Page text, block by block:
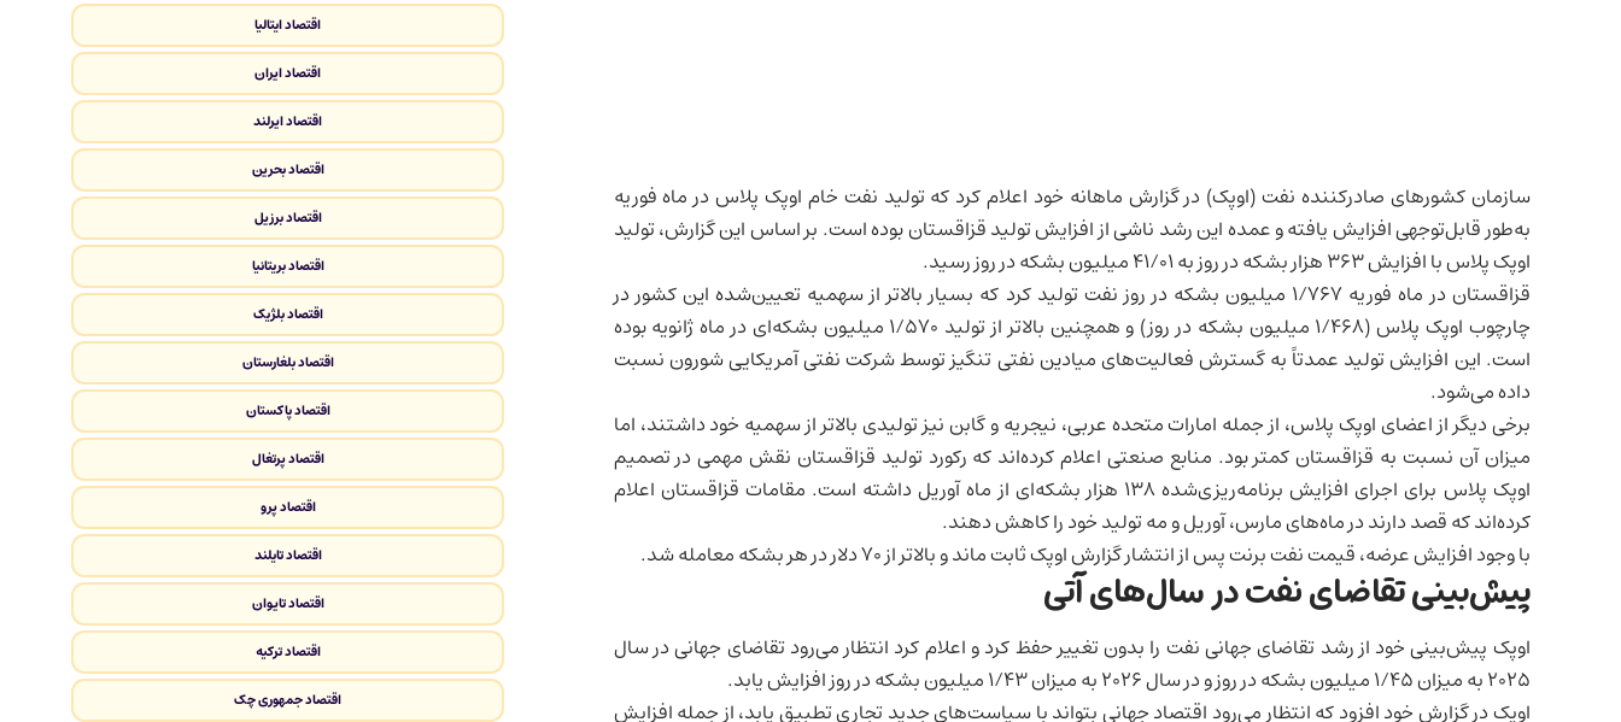
سازمان کشورهای صادرکننده نفت (اوپک) در گزارش ماهانه خود اعلام کرد که تولید نفت خام اوپک پلاس در ماه فوریه
به‌طور قابل‌توجهی افزایش یافته و عمده این رشد ناشی از افزایش تولید قزاقستان بوده است. بر اساس این گزارش، تولید
اوپک پلاس با افزایش ۳۶۳ هزار بشکه در روز به ۴۱/۰۱ میلیون بشکه در روز رسید.
قزاقستان در ماه فوریه ۱/۷۶۷ میلیون بشکه در روز نفت تولید کرد که بسیار بالاتر از سهمیه تعیین‌شده این کشور در
چارچوب اوپک پلاس (۱/۴۶۸ میلیون بشکه در روز) و همچنین بالاتر از تولید ۱/۵۷۰ میلیون بشکه‌ای در ماه ژانویه بوده
است. این افزایش تولید عمدتاً به گسترش فعالیت‌های میادین نفتی تنگیز توسط شرکت نفتی آمریکایی شورون نسبت
داده می‌شود.
برخی دیگر از اعضای اوپک پلاس، از جمله اماراتمتحده عربی، نیجریهو گابن نیز تولیدی بالاتر از سهمیه خود داشتند، اما
میزان آن نسبت به قزاقستان کمتر بود. منابع صنعتی اعلام کرده‌اند که رکورد تولید قزاقستان نقش مهمی در تصمیم
اوپک پلاس برای اجرای افزایش برنامه‌ریزی‌شده ۱۳۸ هزار بشکه‌ای از ماه آوریل داشته است. مقامات قزاقستان اعلام
کرده‌اند که قصد دارند در ماه‌های مارس، آوریل و مه تولید خود را کاهش دهند.
با وجود افزایش عرضه، قیمت نفت برنت پس از انتشار گزارش اوپک ثابت ماند و بالاتر از ۷۰ دلار در هر بشکه معامله شد.
پیش‌بینی تقاضای نفت در سال‌های آتی
اوپک پیش‌بینی خود از رشد تقاضای جهانی نفت را بدون تغییر حفظ کرد و اعلام کرد انتظار می‌رود تقاضای جهانی در سال
۲۰۲۵ به میزان ۱/۴۵ میلیون بشکه در روز و در سال ۲۰۲۶ به میزان ۱/۴۳ میلیون بشکه در روز افزایش یابد.
اوپک در گزارش خود افزود که انتظار می‌رود اقتصاد جهانیبتواند با سیاست‌های جدید تجاری تطبیق یابد، از جمله افزایش
اقتصاد ایتالیا
اقتصاد ایران
اقتصاد ایرلند
اقتصاد بحرین
اقتصاد برزیل
اقتصاد بریتانیا
اقتصاد بلژیک
اقتصاد بلغارستان
اقتصاد پاکستان
اقتصاد پرتغال
اقتصاد پرو
اقتصاد تایلند
اقتصاد تایوان
اقتصاد ترکیه
اقتصاد جمهوری چک